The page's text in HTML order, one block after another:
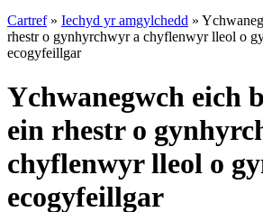
Cartref» Iechyd yr amgylchedd »
rhestr o gynhyrchwyr a chyflenwyr lleol o
ecogyfeillgar
Ychwanegwch eich
ein rhestr o
chyflenwyr lleol o
ecogyfeillgar